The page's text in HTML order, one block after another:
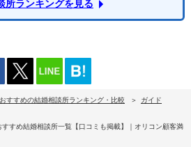
おすすめの結婚相談所ランキング・比較
ガイド
すすめ結婚相談所一覧【口コミも掲載】｜オリコン顧客満